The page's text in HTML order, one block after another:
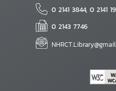
0 2141 3844, 0 2141
0 2143 7746